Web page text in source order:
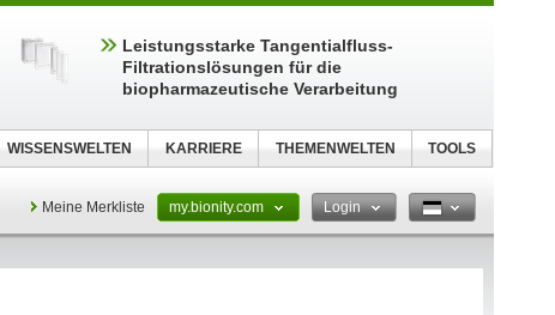
Meine Merkliste my.bionity.com Login
Leistungsstarke Tangentialfluss-
Filtrationslösungen für die
biopharmazeutische Verarbeitung
WISSENSWELTEN KARRIERE THEMENWELTEN TOOLS